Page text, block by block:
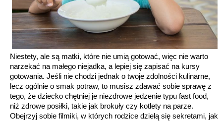
Niestety, ale są matki, które nie umią gotować, więc nie warto
narzekać na małego niejadka, a lepiej się zapisać na kursy
gotowania. Jeśli nie chodzi jednak o twoje zdolności kulinarne,
lecz ogólnie o smak potraw, to musisz zdawać sobie sprawę z
tego, że dziecko chętniej je niezdrowe jedzenie typu fast food,
niż zdrowe posiłki, takie jak brokuły czy kotlety na parze.
Obejrzyj sobie filmiki, w których rodzice dzielą się sekretami, jak